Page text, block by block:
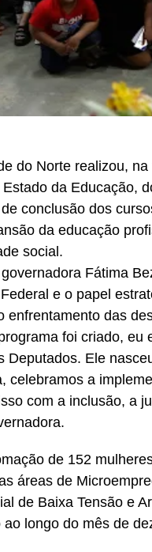
do Norte realizou,
da Educação,
conclusão dos
da educação
social.
Fátima
e o papel
enfrentamento das
foi criado,
Deputados. Ele
celebramos a
com a inclusão, a
de 152
áreas de
de Baixa Tensão e
longo do mês de